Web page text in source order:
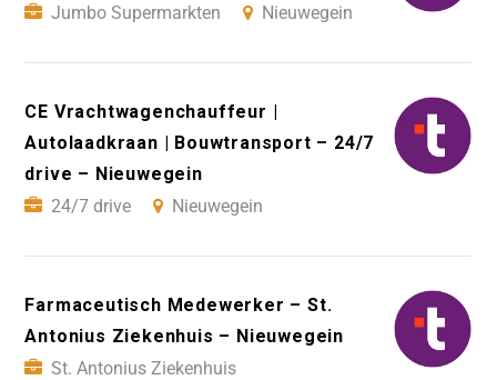
Jumbo Supermarkten
Nieuwegein
CE Vrachtwagenchauffeur |
Autolaadkraan | Bouwtransport – 24/7
drive – Nieuwegein
24/7 drive
Nieuwegein
Farmaceutisch Medewerker – St.
Antonius Ziekenhuis – Nieuwegein
St. Antonius Ziekenhuis